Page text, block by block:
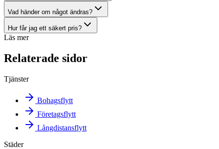
Vad händer om något ändras?
Hur får jag ett säkert pris?
Läs mer
Relaterade sidor
Tjänster
Bohagsflytt
Företagsflytt
Långdistansflytt
Städer